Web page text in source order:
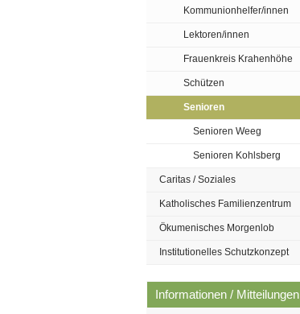
Kommunionhelfer/innen
Lektoren/innen
Frauenkreis Krahenhöhe
Schützen
Senioren
Senioren Weeg
Senioren Kohlsberg
Caritas / Soziales
Katholisches Familienzentrum
Ökumenisches Morgenlob
Institutionelles Schutzkonzept
Informationen / Mitteilungen